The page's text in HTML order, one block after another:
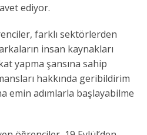
ediyor.
farklı sektörlerden
insan kaynakları
yapma şansına sahip
hakkında geribildirim
emin adımlarla başlayabilme